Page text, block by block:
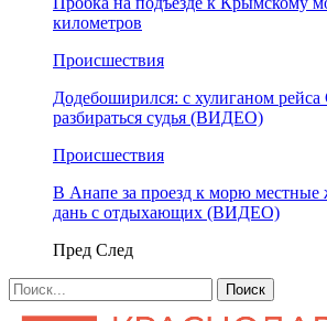
километров
Происшествия
Додебоширился: с хулиганом
разбираться судья (ВИДЕО)
Происшествия
В Анапе за проезд к морю
дань с отдыхающих (ВИДЕО)
Пред След